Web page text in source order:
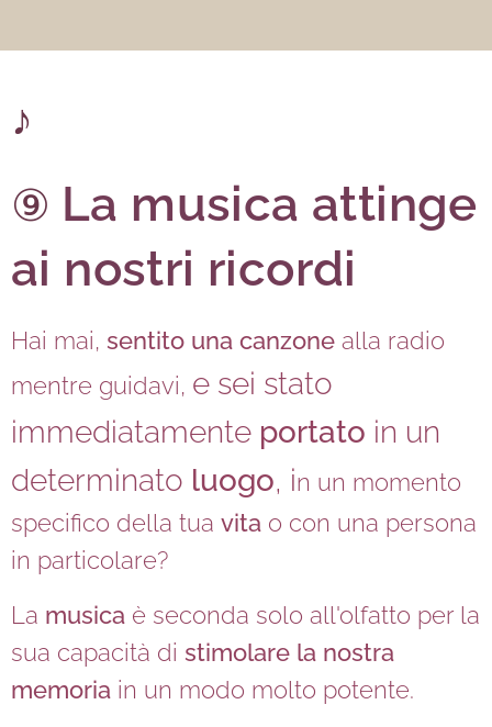
♪
⑨ La musica attinge
ai nostri ricordi
Hai mai, sentito una canzone alla radio
mentre guidavi, e sei stato
immediatamente portato in un
determinato luogo, in un momento
specifico della tua vita o con una persona
in particolare?
La musica è seconda solo all'olfatto per la
sua capacità di stimolare la nostra
memoria in un modo molto potente.